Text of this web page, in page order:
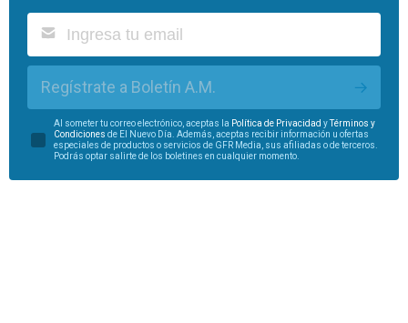
Regístrate a Boletín A.M.
Al someter tu correo electrónico, aceptas la Política de Privacidad y
Términos y
Condiciones de El Nuevo Día. Además, aceptas recibir información u ofertas
especiales de productos o servicios de GFR Media, sus afiliadas o de terceros.
Podrás optar salirte de los boletines en cualquier momento.